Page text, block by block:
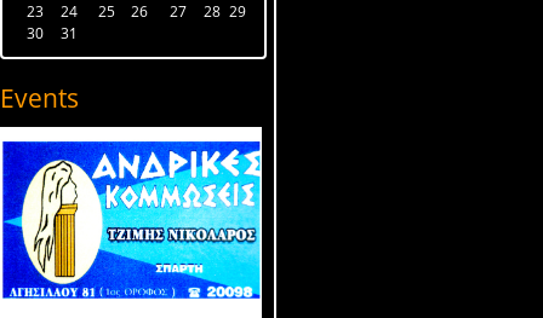
23
24 25 26 27 28 29
30
31
Events